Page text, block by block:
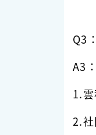
Q3
A3
1.
2.